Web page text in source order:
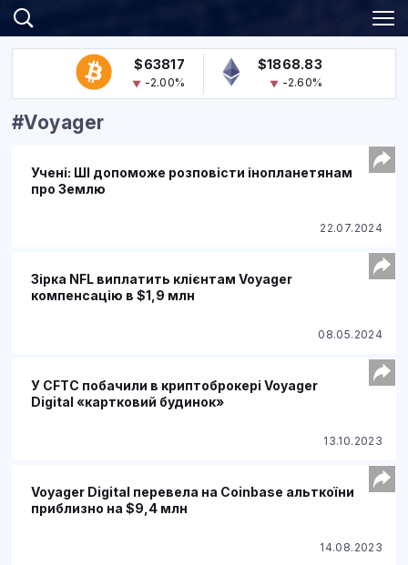
$63817
-2.00%
$1868.83
-2.60%
#Voyager
Учені: ШІ допоможе розповісти інопланетянам
про Землю
22.07.2024
Зірка NFL виплатить клієнтам Voyager
компенсацію в $1,9 млн
08.05.2024
У CFTC побачили в криптоброкері Voyager
Digital «картковий будинок»
13.10.2023
Voyager Digital перевела на Coinbase альткоїни
приблизно на $9,4 млн
14.08.2023